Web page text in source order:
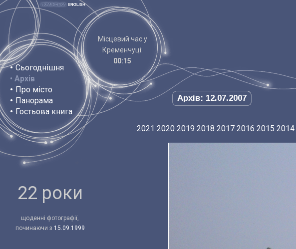
• Сьогоднішня
• Архів
• Про місто
• Панорама
• Гостьова книга
Місцевий час у
Кременчуці:
00:15
Архів: 12.07.2007
22 роки
щоденні фотографії,
починаючи з 15.09.1999
2021 2020 2019 2018 2017 2016 2015 2014